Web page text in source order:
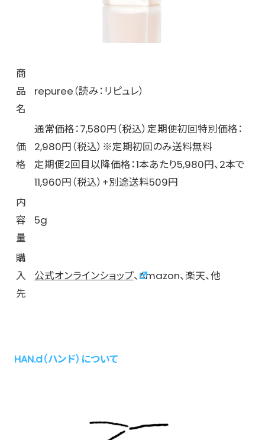
商
品
名
repuree（読み：リピュレ）
価
格
通常価格：7,580円（税込）定期便初回特別価格：
2,980円（税込）※定期初回のみ送料無料
定期便2回目以降価格：1本あたり5,980円、2本で
11,960円（税込）+別途送料509円
内
容
量
5g
購
入
先
公式オンラインショップ、Amazon、楽天、他
HAN.d（ハンド）について